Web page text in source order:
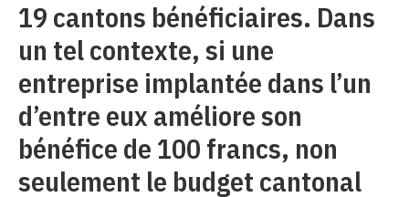
19 cantons bénéficiaires. Dans
un tel contexte, si une
entreprise implantée dans l’un
d’entre eux améliore son
bénéfice de 100 francs, non
seulement le budget cantonal